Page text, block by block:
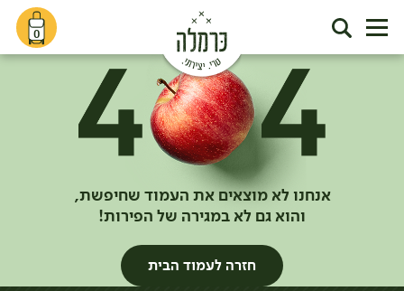
0
אנחנו לא מוצאים את העמוד שחיפשת,
והוא גם לא במגירה של הפירות!
חזרה לעמוד הבית